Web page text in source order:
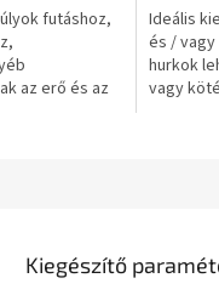
futáshoz,
az erő és az
Ideális
és /
hurkok
vagy
Kiegészítő